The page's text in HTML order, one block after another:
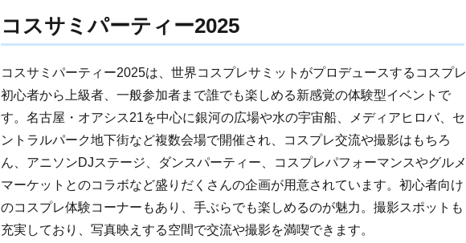
コスサミパーティー2025
コスサミパーティー2025は、世界コスプレサミットがプロデュースするコスプレ
初心者から上級者、一般参加者まで誰でも楽しめる新感覚の体験型イベントで
す。名古屋・オアシス21を中心に銀河の広場や水の宇宙船、メディアヒロバ、セ
ントラルパーク地下街など複数会場で開催され、コスプレ交流や撮影はもちろ
ん、アニソンDJステージ、ダンスパーティー、コスプレパフォーマンスやグルメ
マーケットとのコラボなど盛りだくさんの企画が用意されています。初心者向け
のコスプレ体験コーナーもあり、手ぶらでも楽しめるのが魅力。撮影スポットも
充実しており、写真映えする空間で交流や撮影を満喫できます。